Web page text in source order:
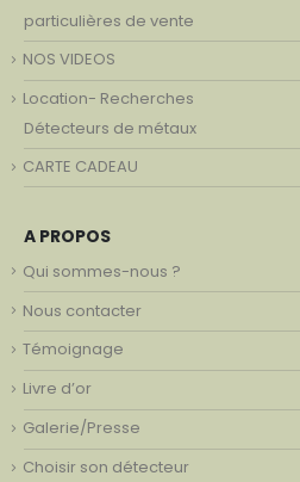
particulières de vente
NOS VIDEOS
Location- Recherches
Détecteurs de métaux
CARTE CADEAU
A PROPOS
Qui sommes-nous ?
Nous contacter
Témoignage
Livre d’or
Galerie/Presse
Choisir son détecteur